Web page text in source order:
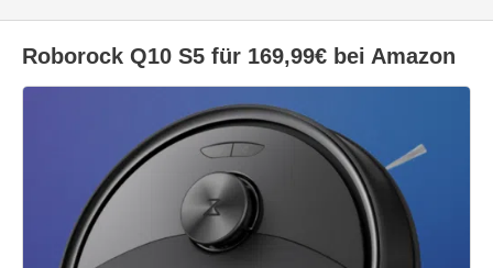
Roborock Q10 S5 für 169,99€ bei Amazon